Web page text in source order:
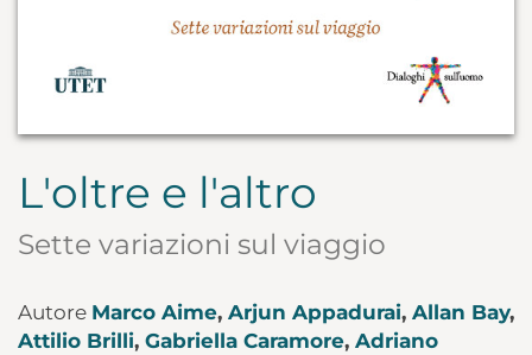
L'oltre e l'altro
Sette variazioni sul viaggio
Autore Marco Aime, Arjun Appadurai, Allan Bay,
Attilio Brilli, Gabriella Caramore, Adriano